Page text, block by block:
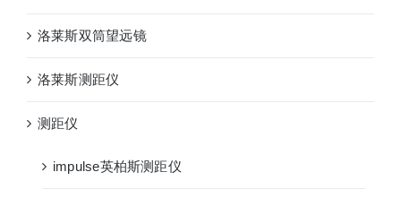
洛莱斯双筒望远镜
洛莱斯测距仪
测距仪
impulse英柏斯测距仪